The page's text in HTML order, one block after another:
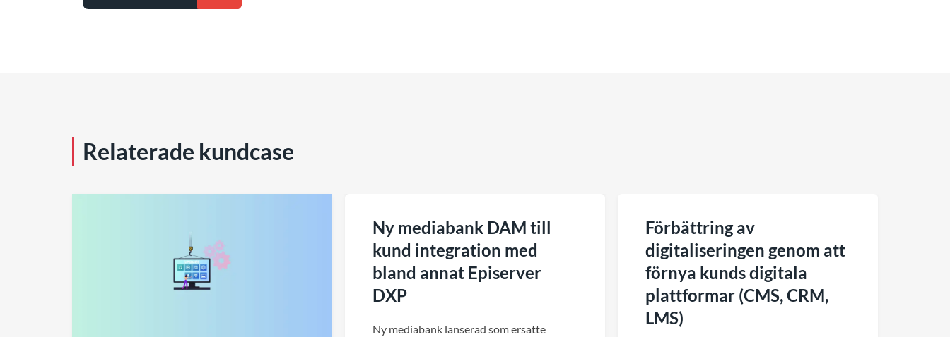
Relaterade kundcase
Ny mediabank DAM till
kund integration med
bland annat Episerver
DXP
Ny mediabank lanserad som ersatte
Förbättring av
digitaliseringen genom att
förnya kunds digitala
plattformar (CMS, CRM,
LMS)